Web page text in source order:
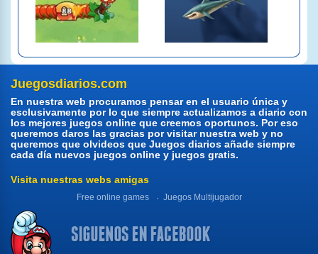
Juegosdiarios.com
En nuestra web procuramos pensar en el usuario única y
esclusivamente por lo que siempre actualizamos a diario con
los mejores juegos online que creemos oportunos. Por eso
queremos daros las gracias por visitar nuestra web y no
queremos que olvideos que Juegos diarios añade siempre
cada día nuevos juegos online y juegos gratis.
Visita nuestras webs amigas
Free online games Juegos Multijugador